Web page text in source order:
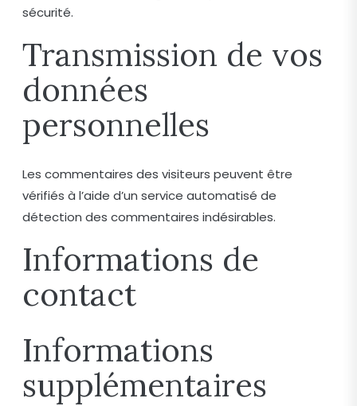
sécurité.
Transmission de vos
données
personnelles
Les commentaires des visiteurs peuvent être
vérifiés à l’aide d’un service automatisé de
détection des commentaires indésirables.
Informations de
contact
Informations
supplémentaires